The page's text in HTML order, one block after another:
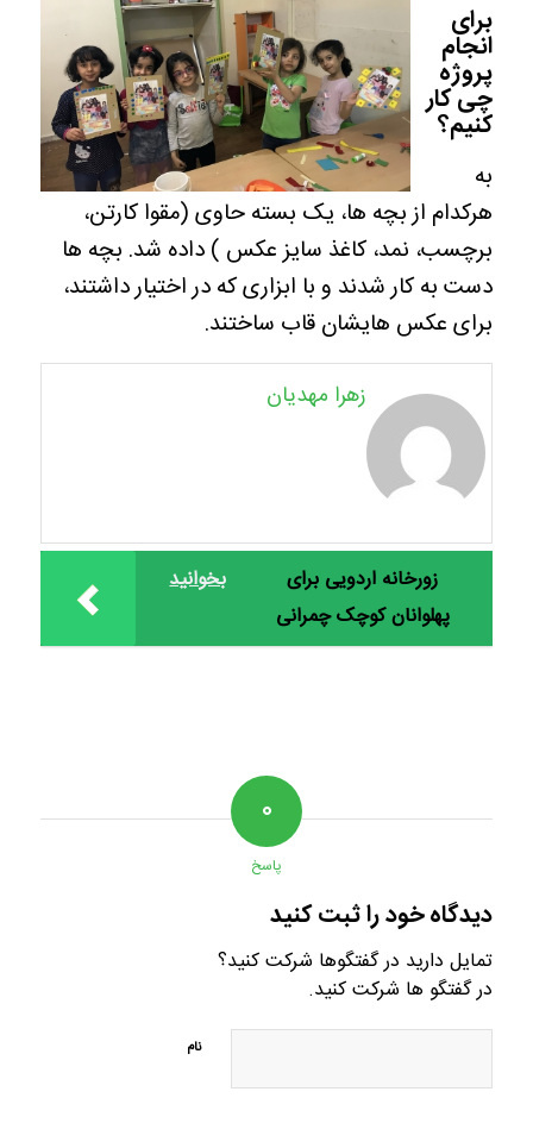
برای
انجام
پروژه
چی کار
کنیم؟
به
هرکدام از بچه ها، یک بسته حاوی (مقوا کارتن،
برچسب، نمد، کاغذ سایز عکس ) داده شد. بچه ها
دست به کار شدند و با ابزاری که در اختیار داشتند،
برای عکس هایشان قاب ساختند.
زهرا مهدیان
بخوانید
زورخانه اردویی برای
پهلوانان کوچک چمرانی
۰
پاسخ
دیدگاه خود را ثبت کنید
تمایل دارید در گفتگوها شرکت کنید؟
در گفتگو ها شرکت کنید.
نام